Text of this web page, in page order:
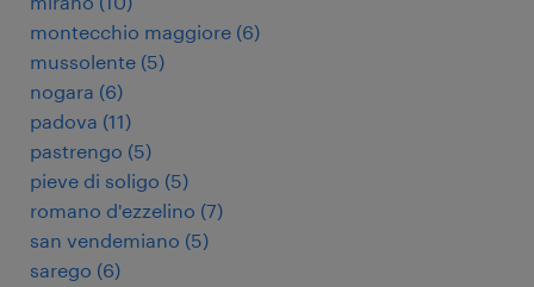
montecchio maggiore (6)
mussolente (5)
nogara (6)
padova (11)
pastrengo (5)
pieve di soligo (5)
romano d'ezzelino (7)
san vendemiano (5)
sarego (6)